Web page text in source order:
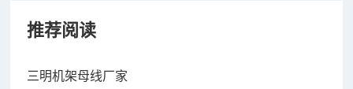
推荐阅读
三明机架母线厂家